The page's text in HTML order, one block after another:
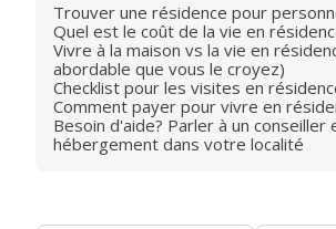
Trouver une résidence pour
Quel est le coût de la vie en
Vivre à la maison vs la vie en
abordable que vous le croyez)
Checklist pour les visites en
Comment payer pour vivre en
Besoin d'aide? Parler à un conseiller
hébergement dans votre localité